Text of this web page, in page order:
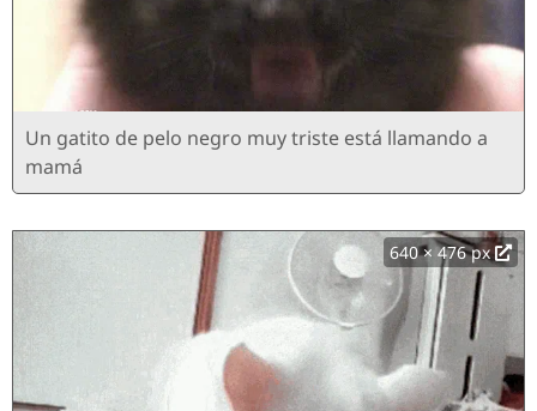
Un gatito de pelo negro muy triste está llamando a
mamá
640 × 476 px